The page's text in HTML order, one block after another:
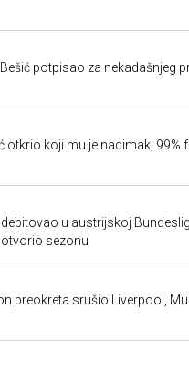
potpisao za nekadašnjeg
otkrio koji mu je nadimak, 99%
u austrijskoj
sezonu
preokreta srušio Liverpool,